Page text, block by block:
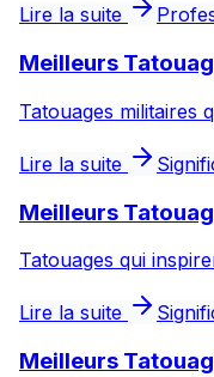
Lire la suite
Meilleurs
Tatouages militaires
Lire la suite
Meilleurs
Tatouages qui
Lire la suite
Meilleurs